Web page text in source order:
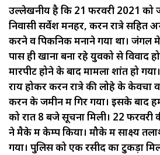
उल्लेखनीय है कि 21 फरवरी 2021 को
निवासी सर्वेश मनहर, करन रात्रे सहित
करने व पिकनिक मनाने गया था। जंगल मे
पास ही खाना बना रहे युवको से विवाद हो
मारपीट होने के बाद मामला शांत हो
राय होकर करन रात्रे की लोहे के केवचा
करन के जमीन में गिर गया। इसके बाद
को रात 8 बजे सूचना मिली। 22
ने मैके में केम्प किया। मौके में साक्ष्य
गया। पुलिस को एक रसीद का टुकड़ा